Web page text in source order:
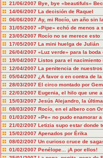
21/06/2007 Bye, bye «beautifuls»
14/06/2007 La decisión de Raquel
06/06/2007 Ay, mi Rocío, un año sin
31/05/2007 «Pipe» echó de menos a
23/05/2007 Rocío no se merece esto
17/05/2007 La mini huelga de Julián
26/04/2007 «Luz verde» para la boda
19/04/2007 Listos para el nacimiento
12/04/2007 La penitencia de
05/04/2007 ¿A favor o en contra de
28/03/2007 El circo montado por
22/03/2007 Eugenia, el hilo que une
15/03/2007 Jesús Alejandro, la
08/03/2007 Rocío, en el albero con
01/03/2007 «Pe» no pudo enamorar
21/02/2007 Letizia supo estar donde
15/02/2007 Apenados por Érika
08/02/2007 Un curioso cruce de
01/02/2007 Penélope... ¡A por ellos!